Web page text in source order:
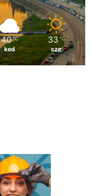
40 ℃
ked
33 ℃
sze